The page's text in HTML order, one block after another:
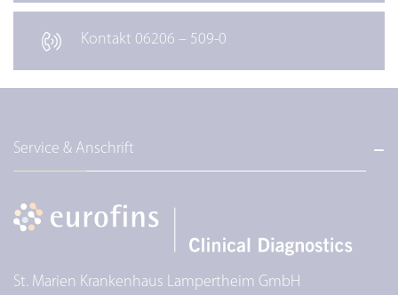
Kontakt 06206 – 509-0
Service & Anschrift
St. Marien Krankenhaus Lampertheim GmbH